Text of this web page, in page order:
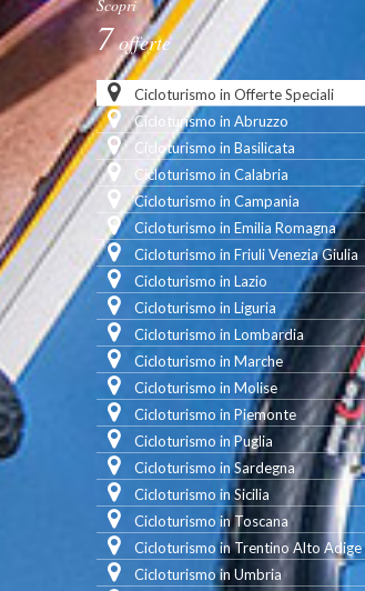
Scopri
7offerte
Cicloturismo in Offerte Speciali
Cicloturismo in Abruzzo
Cicloturismo in Basilicata
Cicloturismo in Calabria
Cicloturismo in Campania
Cicloturismo in Emilia Romagna
Cicloturismo in Friuli Venezia Giulia
Cicloturismo in Lazio
Cicloturismo in Liguria
Cicloturismo in Lombardia
Cicloturismo in Marche
Cicloturismo in Molise
Cicloturismo in Piemonte
Cicloturismo in Puglia
Cicloturismo in Sardegna
Cicloturismo in Sicilia
Cicloturismo in Toscana
Cicloturismo in Trentino Alto Adige
Cicloturismo in Umbria